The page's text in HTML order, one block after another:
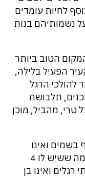
לחיות עומדים
נשמותיהם בנות
הטוב ביותר
הפעיל בלילה,
להולכי הרגל
תלבושת
מהביל, מוכן
ואינו
מטוס, כל מה שבמים ואינו סירה, כל מה ששיש לו 4
רגלים ואינו בן